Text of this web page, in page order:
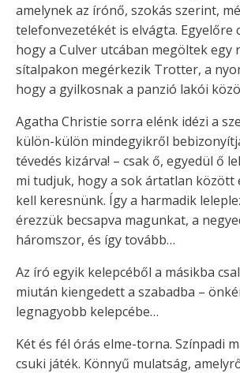
amelynek az írónő, szokás szerint,
telefonvezetékét is elvágta. Egyelőre
hogy a Culver utcában megöltek egy
sítalpakon megérkezik Trotter, a
hogy a gyilkosnak a panzió lakói
Agatha Christie sorra elénk idézi a
külön-külön mindegyikről
tévedés kizárva! – csak ő, egyedül ő
mi tudjuk, hogy a sok ártatlan között
kell keresnünk. Így a harmadik
érezzük becsapva magunkat, a
háromszor, és így tovább…
Az író egyik kelepcéből a másikba
miután kiengedett a szabadba –
legnagyobb kelepcébe…
Két és fél órás elme-torna. Színpadi
csuki játék. Könnyű mulatság,